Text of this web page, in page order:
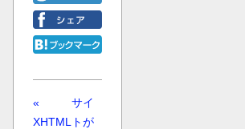
«
XHTML
サイ
トが